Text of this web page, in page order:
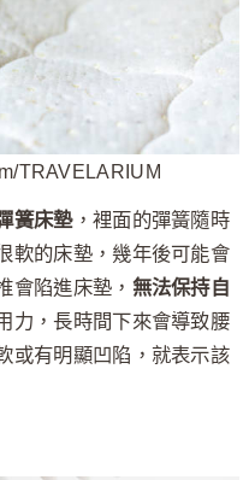
TRAVELARIUM
簧床墊，裡面的彈簧隨時
軟的床墊，幾年後可能會
會陷進床墊， 無法保持自
力，長時間下來會導致腰
或有明顯凹陷，就表示該